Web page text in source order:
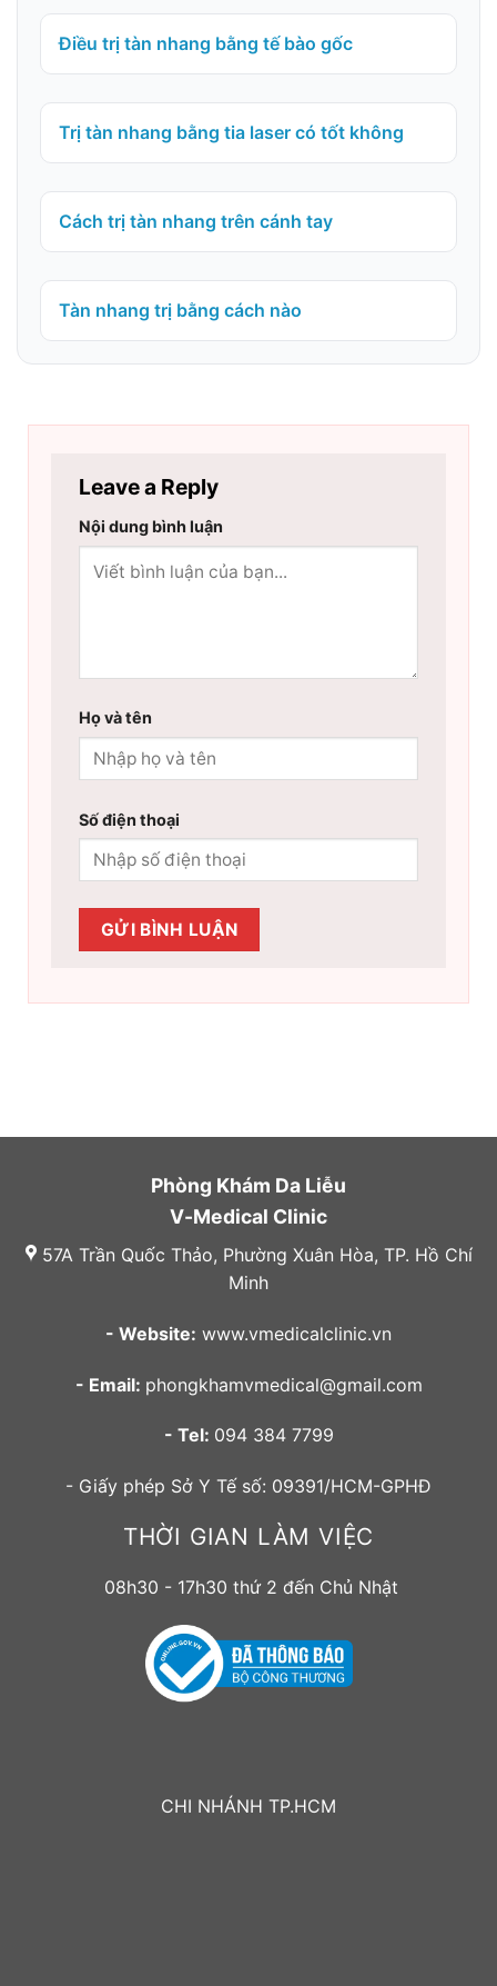
Điều trị tàn nhang bằng tế bào gốc
Trị tàn nhang bằng tia laser có tốt không
Cách trị tàn nhang trên cánh tay
Tàn nhang trị bằng cách nào
Leave a Reply
Nội dung bình luận
Họ và tên
Số điện thoại
Phòng Khám Da Liễu
V-Medical Clinic
57A Trần Quốc Thảo, Phường Xuân Hòa, TP. Hồ Chí
Minh
- Website: www.vmedicalclinic.vn
- Email: phongkhamvmedical@gmail.com
- Tel: 094 384 7799
- Giấy phép Sở Y Tế số: 09391/HCM-GPHĐ
THỜI GIAN LÀM VIỆC
08h30 - 17h30 thứ 2 đến Chủ Nhật
CHI NHÁNH TP.HCM